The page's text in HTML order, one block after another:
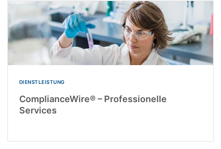
DIENSTLEISTUNG
ComplianceWire® – Professionelle
Services